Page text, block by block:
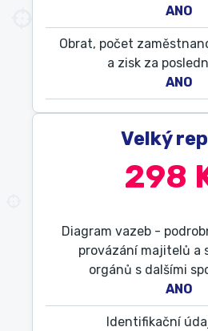
ANO
Obrat, počet
a zisk za
ANO
Velký
298
Diagram vazeb -
provázání majitelů a
orgánů s dalšími
ANO
Identifikační